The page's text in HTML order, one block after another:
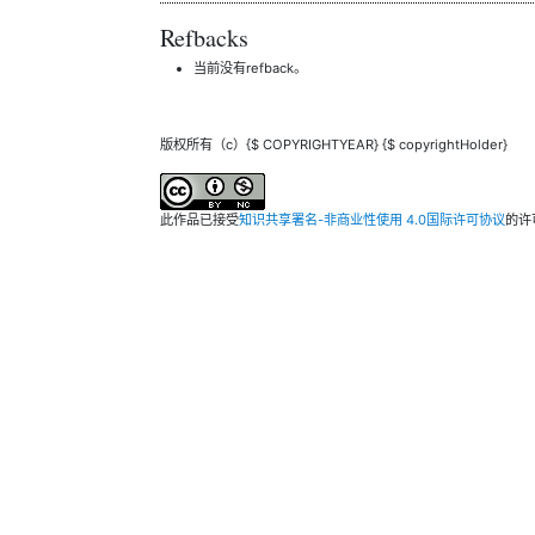
Refbacks
当前没有refback。
版权所有（c）{$ COPYRIGHTYEAR} {$ copyrightHolder}
此作品已接受知识共享署名-非商业性使用 4.0国际许可协议的